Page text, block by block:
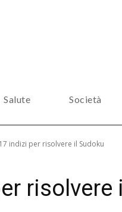
Salute Società
17 indizi per risolvere il Sudoku
risolvere